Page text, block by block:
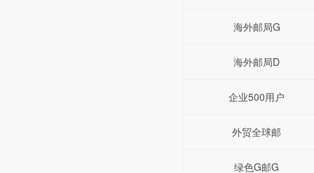
海外邮局G
海外邮局D
企业500用户
外贸全球邮
绿色G邮G